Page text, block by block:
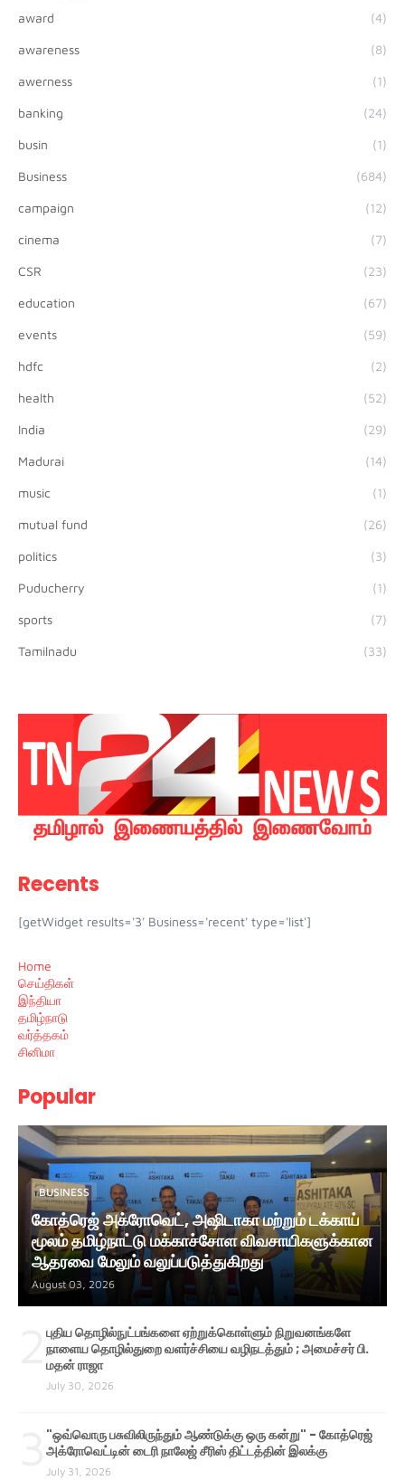
award (4)
awareness (8)
awerness (1)
banking (24)
busin (1)
Business (684)
campaign (12)
cinema (7)
CSR (23)
education (67)
events (59)
hdfc (2)
health (52)
India (29)
Madurai (14)
music (1)
mutual fund (26)
politics (3)
Puducherry (1)
sports (7)
Tamilnadu (33)
Recents
[getWidget results='3' Business='recent' type='list']
Home
செய்திகள்
இந்தியா
தமிழ்நாடு
வர்த்தகம்
சினிமா
Popular
BUSINESS
கோத்ரெஜ் அக்ரோவெட், அஷிடாகா மற்றும் டக்காய்
மூலம் தமிழ்நாட்டு மக்காச்சோள விவசாயிகளுக்கான
ஆதரவை மேலும் வலுப்படுத்துகிறது
August 03, 2026
புதிய தொழில்நுட்பங்களை ஏற்றுக்கொள்ளும் நிறுவனங்களே
நாளைய தொழில்துறை வளர்ச்சியை வழிநடத்தும் ; அமைச்சர் பி.
மதன் ராஜா
July 30, 2026
"ஒவ்வொரு பசுவிலிருந்தும் ஆண்டுக்கு ஒரு கன்று" - கோத்ரெஜ்
அக்ரோவெட்டின் டைரி நாலேஜ் சீரிஸ் திட்டத்தின் இலக்கு
July 31, 2026